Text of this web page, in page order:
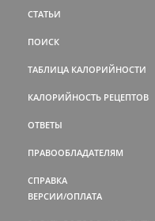
СТАТЬИ
ПОИСК
ТАБЛИЦА КАЛОРИЙНОСТИ
КАЛОРИЙНОСТЬ РЕЦЕПТОВ
ОТВЕТЫ
ПРАВООБЛАДАТЕЛЯМ
СПРАВКА
ВЕРСИИ/ОПЛАТА